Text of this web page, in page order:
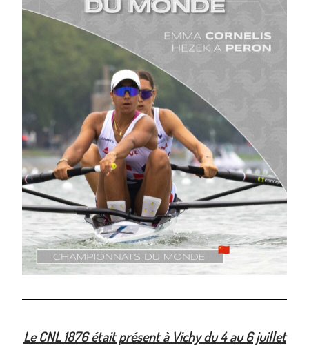
Le CNL 1876 était présent à Vichy du 4 au 6 juillet